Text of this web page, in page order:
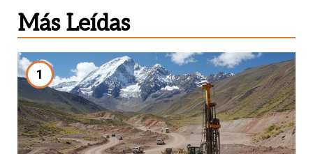
Más Leídas
1